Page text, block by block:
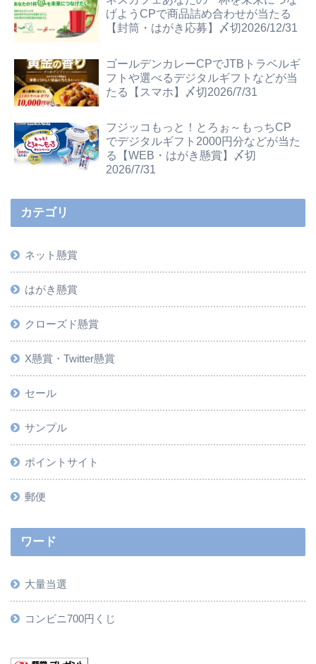
げようCPで商品詰め合わせが当たる
【封筒・はがき応募】〆切2026/12/31
ゴールデンカレーCPでJTBトラベルギ
フトや選べるデジタルギフトなどが当
たる【スマホ】〆切2026/7/31
フジッコもっと！とろぉ～もっちCP
でデジタルギフト2000円分などが当た
る【WEB・はがき懸賞】〆切
2026/7/31
カテゴリ
ネット懸賞
はがき懸賞
クローズド懸賞
X懸賞・Twitter懸賞
セール
サンプル
ポイントサイト
郵便
ワード
大量当選
コンビニ700円くじ